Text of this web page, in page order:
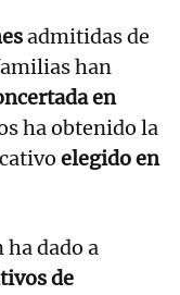
admitidas de
han
en
ha obtenido la
elegido en
dado a
de